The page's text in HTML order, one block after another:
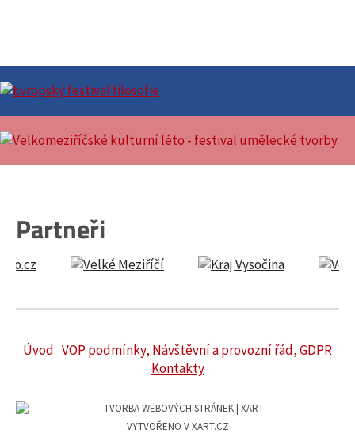
Partneři
Úvod VOP podmínky, Návštěvní a provozní řád, GDPR
Kontakty
VYTVOŘENO V XART.CZ